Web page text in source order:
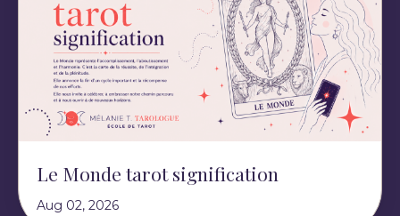
Le Monde tarot signification
Aug 02, 2026